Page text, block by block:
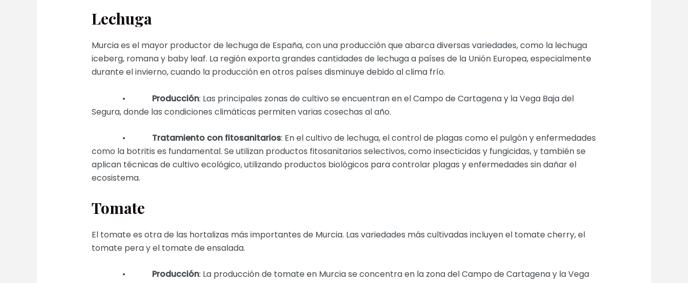
Lechuga
Murcia es el mayor productor de lechuga de España, con una producción que abarca diversas variedades, como la lechuga
iceberg, romana y baby leaf. La región exporta grandes cantidades de lechuga a países de la Unión Europea, especialmente
durante el invierno, cuando la producción en otros países disminuye debido al clima frío.
• Producción: Las principales zonas de cultivo se encuentran en el Campo de Cartagena y la Vega Baja del
Segura, donde las condiciones climáticas permiten varias cosechas al año.
• Tratamiento con fitosanitarios: En el cultivo de lechuga, el control de plagas como el pulgón y enfermedades
como la botritis es fundamental. Se utilizan productos fitosanitarios selectivos, como insecticidas y fungicidas, y también se
aplican técnicas de cultivo ecológico, utilizando productos biológicos para controlar plagas y enfermedades sin dañar el
ecosistema.
Tomate
El tomate es otra de las hortalizas más importantes de Murcia. Las variedades más cultivadas incluyen el tomate cherry, el
tomate pera y el tomate de ensalada.
• Producción: La producción de tomate en Murcia se concentra en la zona del Campo de Cartagena y la Vega